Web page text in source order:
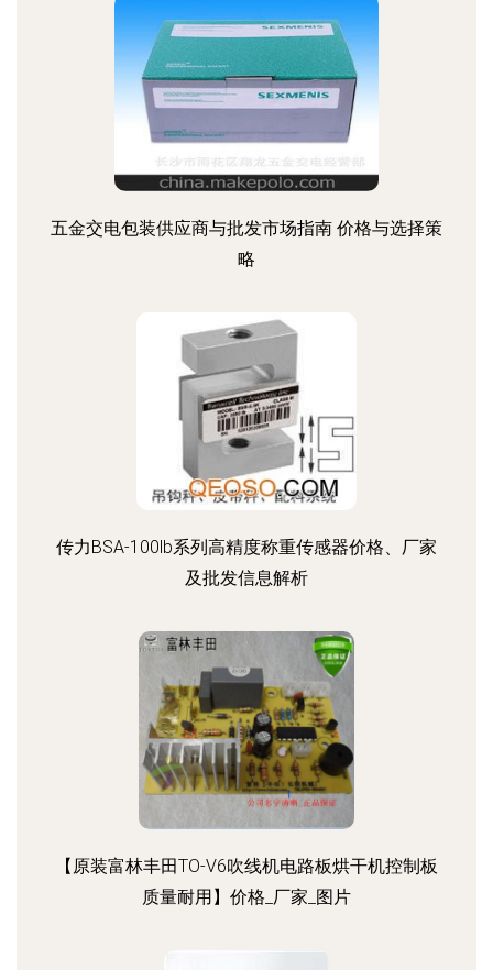
五金交电包装供应商与批发市场指南 价格与选择策
略
传力BSA-100lb系列高精度称重传感器价格、厂家
及批发信息解析
【原装富林丰田TO-V6吹线机电路板烘干机控制板
质量耐用】价格_厂家_图片